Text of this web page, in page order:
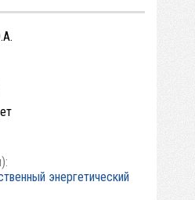
энергетический